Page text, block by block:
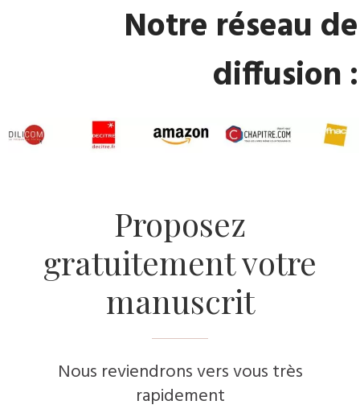
Notre réseau de
diffusion :
Proposez
gratuitement votre
manuscrit
Nous reviendrons vers vous très
rapidement